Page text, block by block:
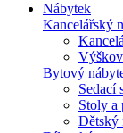
Nábytek
Kancelářský
Bytový
Sedací
Stoly a
Dětský